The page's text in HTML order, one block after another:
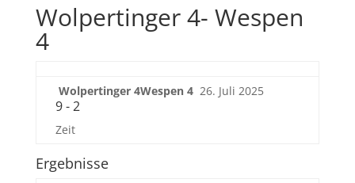
Wolpertinger 4- Wespen
4
Wolpertinger 4Wespen 4 26. Juli 2025
9-2
Zeit
Ergebnisse